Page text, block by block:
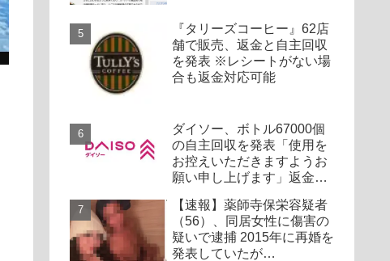
『タリーズコーヒー』62店
舗で販売、返金と自主回収
を発表 ※レシートがない場
合も返金対応可能
ダイソー、ボトル67000個
の自主回収を発表「使用を
お控えいただきますようお
願い申し上げます」返金対
【速報】薬師寺保栄容疑者
（56）、同居女性に傷害の
疑いで逮捕 2015年に再婚を
発表していたが…